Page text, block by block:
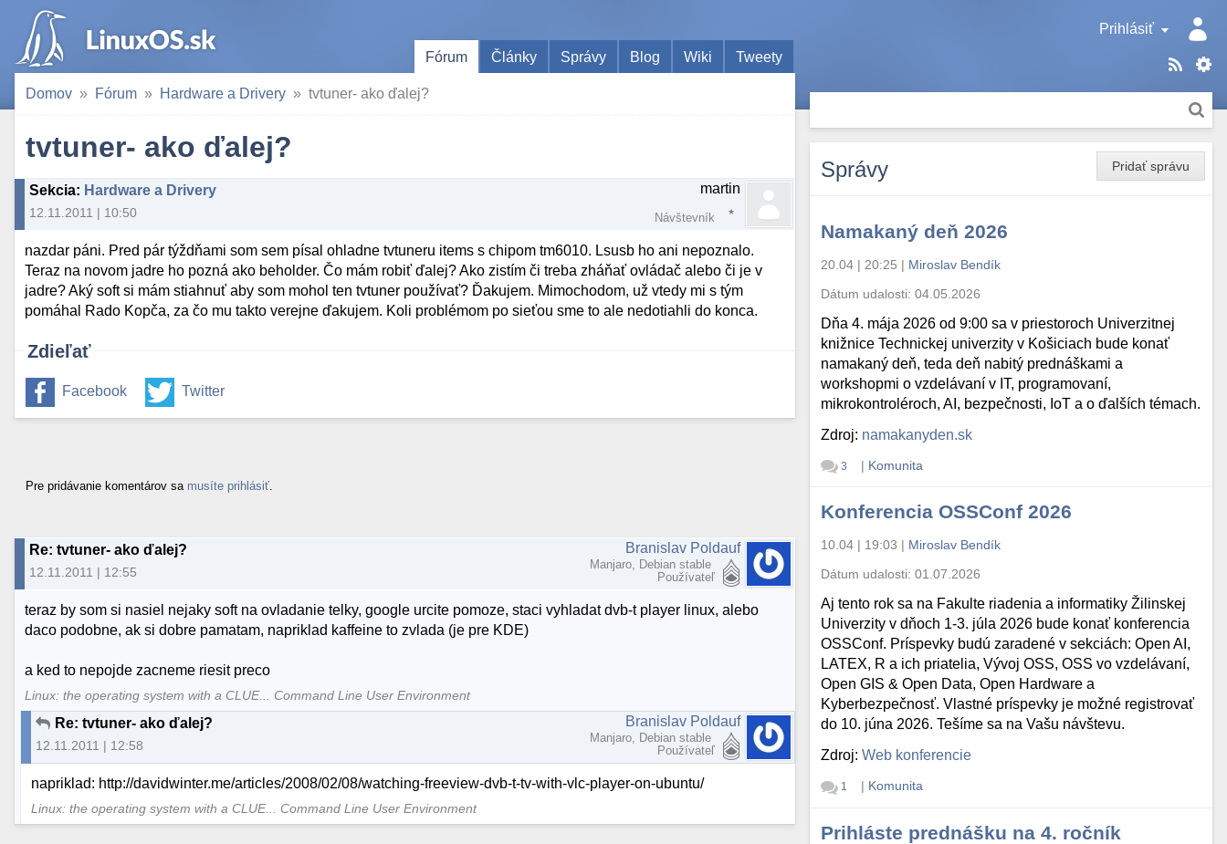
Prihlásiť
Fórum
Články Správy Blog Wiki Tweety
Domov Fórum Hardware a Drivery tvtuner- ako ďalej?
tvtuner- ako ďalej?
Sekcia: Hardware a Drivery
12.11.2011 | 10:50
martin
Návštevník
nazdar páni. Pred pár týždňami som sem písal ohladne tvtuneru items s chipom tm6010. Lsusb ho ani nepoznalo.
Teraz na novom jadre ho pozná ako beholder. Čo mám robiť ďalej? Ako zistím či treba zháňať ovládač alebo či je v
jadre? Aký soft si mám stiahnuť aby som mohol ten tvtuner používať? Ďakujem. Mimochodom, už vtedy mi s tým
pomáhal Rado Kopča, za čo mu takto verejne ďakujem. Koli problémom po sieťou sme to ale nedotiahli do konca.
Zdieľať
Facebook Twitter
Pre pridávanie komentárov sa musíte prihlásiť
Re: tvtuner- ako ďalej?
12.11.2011 | 12:55
Branislav Poldauf
Manjaro, Debian stable
Používateľ
teraz by som si nasiel nejaky soft na ovladanie telky, google urcite pomoze, staci vyhladat dvb-t player linux, alebo
daco podobne, ak si dobre pamatam, napriklad kaffeine to zvlada (je pre KDE)
a ked to nepojde zacneme riesit preco
Linux: the operating system with a CLUE... Command Line User Environment
Re: tvtuner- ako ďalej?
12.11.2011 | 12:58
Branislav Poldauf
Manjaro, Debian stable
Používateľ
napriklad: http://davidwinter.me/articles/2008/02/08/watching-freeview-dvb-t-tv-with-vlc-player-on-ubuntu/
Linux: the operating system with a CLUE... Command Line User Environment
Pridať správu
Správy
Namakaný deň 2026
20.04 | 20:25 | Miroslav Bendík
Dátum udalosti:04.05.2026
Dňa 4. mája 2026 od 9:00 sa v priestoroch Univerzitnej
knižnice Technickej univerzity v Košiciach bude konať
namakaný deň, teda deň nabitý prednáškami a
workshopmi o vzdelávaní v IT, programovaní,
mikrokontroléroch, AI, bezpečnosti, IoT a o ďalších témach.
Zdroj: namakanyden.sk
3 | Komunita
Konferencia OSSConf 2026
10.04 | 19:03 | Miroslav Bendík
Dátum udalosti:01.07.2026
Aj tento rok sa na Fakulte riadenia a informatiky Žilinskej
Univerzity v dňoch 1-3. júla 2026 bude konať konferencia
OSSConf. Príspevky budú zaradené v sekciách: Open AI,
LATEX, R a ich priatelia, Vývoj OSS, OSS vo vzdelávaní,
Open GIS & Open Data, Open Hardware a
Kyberbezpečnosť. Vlastné príspevky je možné registrovať
do 10. júna 2026. Tešíme sa na Vašu návštevu.
Zdroj:Web konferencie
1 | Komunita
Prihláste prednášku na 4. ročník